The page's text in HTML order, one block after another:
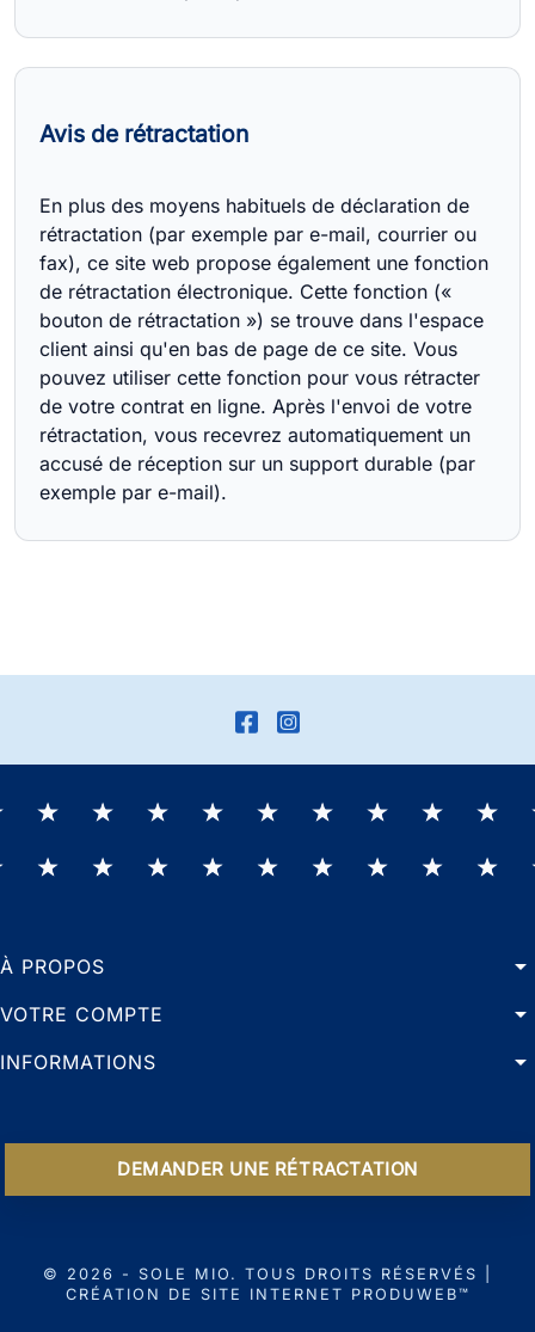
Avis de rétractation
En plus des moyens habituels de déclaration de
rétractation (par exemple par e-mail, courrier ou
fax), ce site web propose également une fonction
de rétractation électronique. Cette fonction («
bouton de rétractation ») se trouve dans l'espace
client ainsi qu'en bas de page de ce site. Vous
pouvez utiliser cette fonction pour vous rétracter
de votre contrat en ligne. Après l'envoi de votre
rétractation, vous recevrez automatiquement un
accusé de réception sur un support durable (par
À PROPOS arrow_drop_down
VOTRE COMPTE arrow_drop_down
INFORMATIONS arrow_drop_down
DEMANDER UNE RÉTRACTATION
© 2026 - SOLE MIO. TOUS DROITS RÉSERVÉS |
CRÉATION DE SITE INTERNET PRODUWEB™